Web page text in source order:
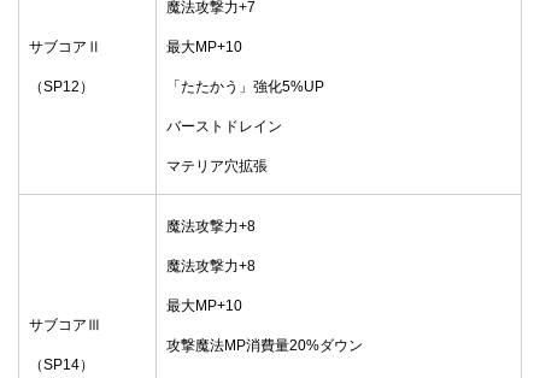
サブコアⅡ
（SP12）
魔法攻撃力+7
最大MP+10
「たたかう」強化5%UP
バーストドレイン
マテリア穴拡張
サブコアⅢ
（SP14）
魔法攻撃力+8
魔法攻撃力+8
最大MP+10
攻撃魔法MP消費量20%ダウン